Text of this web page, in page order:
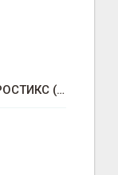
ПОВАР/ КАССИР В РЕСТОРАНЕ РОСТИКС (КФС)